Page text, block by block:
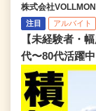
株式会社
注目 アルバイト
【未経験者・
代〜80代活躍